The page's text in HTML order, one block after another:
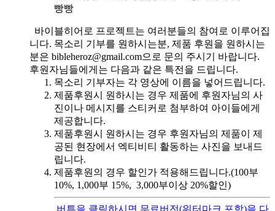
빵빵
바이블히어로 프로젝트는 여러분들의 참여로 이루어집
니다. 목소리 기부를 원하시는분, 제품 후원을 원하시는
분은 bibleheroz@gmail.com으로 문의 주시기 바랍니다.
후원자님들에게는 다음과 같은 특전을 드립니다.
목소리 기부자는 각 영상에 이름을 넣어드립니다.
제품후원시 원하시는 경우 제품에 후원자님의 사
진이나 메시지를 스티커로 첨부하여 아이들에게
제공합니다.
제품후원시 원하시는 경우 후원자님의 제품이 제
공된 현장에서 엑티비티 활동하는 사진을 보내드
립니다.
제품후원의 경우 할인가 적용해드립니다.(100부
10%, 1,000부 15%, 3,000부이상 20%할인)